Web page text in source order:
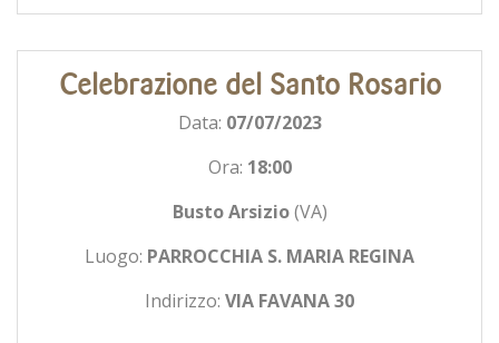
Celebrazione del Santo Rosario
Data: 07/07/2023
Ora: 18:00
Busto Arsizio(VA)
Luogo: PARROCCHIA S. MARIA REGINA
Indirizzo: VIA FAVANA 30